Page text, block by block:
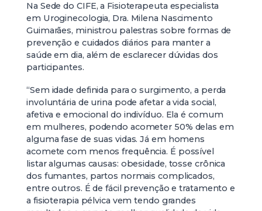
Na Sede do CIFE, a Fisioterapeuta especialista
em Uroginecologia, Dra. Milena Nascimento
Guimarães, ministrou palestras sobre formas de
prevenção e cuidados diários para manter a
saúde em dia, além de esclarecer dúvidas dos
participantes.
“Sem idade definida para o surgimento, a perda
involuntária de urina pode afetar a vida social,
afetiva e emocional do indivíduo. Ela é comum
em mulheres, podendo acometer 50% delas em
alguma fase de suas vidas. Já em homens
acomete com menos frequência. É possível
listar algumas causas: obesidade, tosse crônica
dos fumantes, partos normais complicados,
entre outros. É de fácil prevenção e tratamento e
a fisioterapia pélvica vem tendo grandes